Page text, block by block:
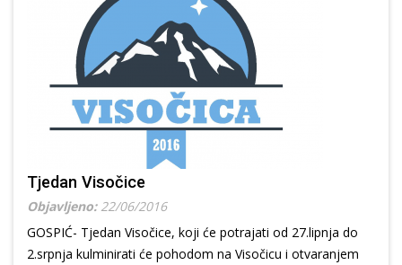
Tjedan Visočice
Objavljeno: 22/06/2016
GOSPIĆ- Tjedan Visočice, koji će potrajati od 27.lipnja do
2.srpnja kulminirati će pohodom na Visočicu i otvaranjem